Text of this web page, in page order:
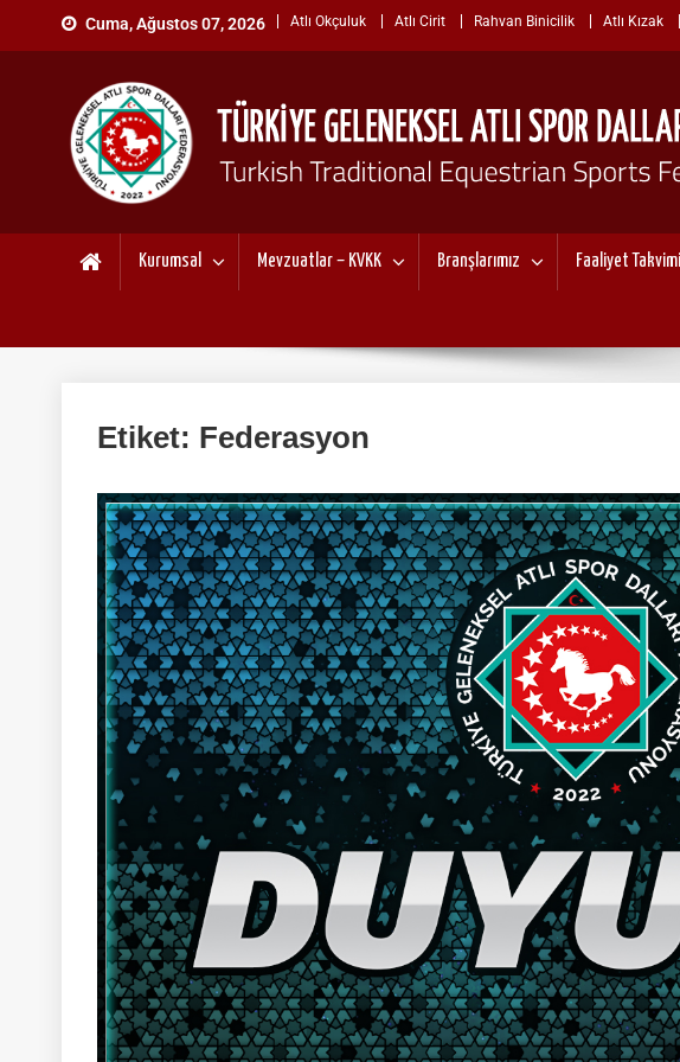
Cuma, Ağustos 07, 2026 Atlı Okçuluk Atlı Cirit Rahvan Binicilik Atlı Kızak
TÜRKİYE GELENEKSEL ATLI SPOR
"Gelenekten, Geleceğe "
Kurumsal Mevzuatlar – KVKK Branşlarımız Faaliyet Takvimi
Etiket: Federasyon